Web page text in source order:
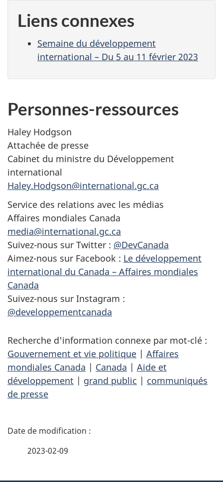
Liens connexes
Semaine du développement
international – Du 5 au 11 février 2023
Personnes-ressources
Haley Hodgson
Attachée de presse
Cabinet du ministre du Développement
international
Haley.Hodgson@international.gc.ca
Service des relations avec les médias
Affaires mondiales Canada
media@international.gc.ca
Suivez-nous sur Twitter : @DevCanada
Aimez-nous sur Facebook : Le développement
international du Canada – Affaires mondiales
Canada
Suivez-nous sur Instagram :
@developpementcanada
Recherche d'information connexe par mot-clé :
Gouvernement et vie politique | Affaires
mondiales Canada | Canada | Aide et
développement | grand public | communiqués
de presse
D
2023-02-09